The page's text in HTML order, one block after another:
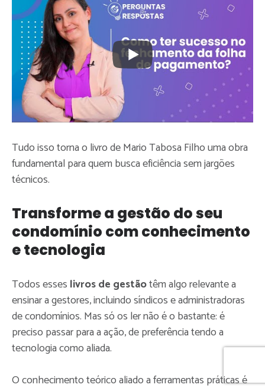
semelhantes para melhorar a sua experiência
com o nosso site. Ao navegar pelas páginas,
você declara estar de acordo com a nossa
Política de Privacidade. Saiba mais
semelhantes para melhorar a sua experiência
com o nosso site. Ao navegar pelas páginas,
você declara estar de acordo com a nossa
Política de Privacidade. Saiba mais
Tudo isso torna o livro de Mario Tabosa Filho uma obra
fundamental para quem busca eficiência sem jargões
técnicos.
Transforme a gestão do seu
condomínio com conhecimento
e tecnologia
Todos esses livros de gestãotêm algo relevante a
ensinar a gestores, incluindo síndicos e administradoras
de condomínios. Mas só os ler não é o bastante: é
preciso passar para a ação, de preferência tendo a
tecnologia como aliada.
O conhecimento teórico aliado a ferramentas práticas é